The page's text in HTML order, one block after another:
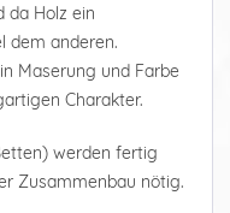
da Holz ein
dem anderen.
Maserung und Farbe
Charakter.
werden fertig
Zusammenbau nötig.